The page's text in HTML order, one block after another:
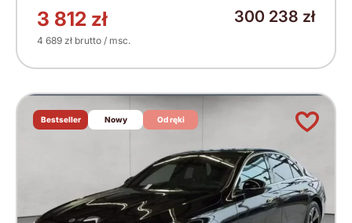
3 812 zł
4 689 zł brutto / msc.
300 238 zł
Bestseller Nowy Od ręki